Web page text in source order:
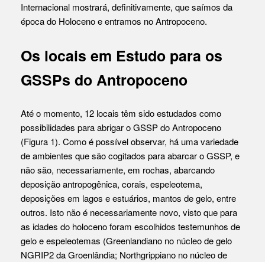
Internacional mostrará, definitivamente, que saímos da
época do Holoceno e entramos no Antropoceno.
Os locais em Estudo para os
GSSPs do Antropoceno
Até o momento, 12 locais têm sido estudados como
possibilidades para abrigar o GSSP do Antropoceno
(Figura 1). Como é possível observar, há uma variedade
de ambientes que são cogitados para abarcar o GSSP, e
não são, necessariamente, em rochas, abarcando
deposição antropogênica, corais, espeleotema,
deposições em lagos e estuários, mantos de gelo, entre
outros. Isto não é necessariamente novo, visto que para
as idades do holoceno foram escolhidos testemunhos de
gelo e espeleotemas (Greenlandiano no núcleo de gelo
NGRIP2 da Groenlândia; Northgrippiano no núcleo de